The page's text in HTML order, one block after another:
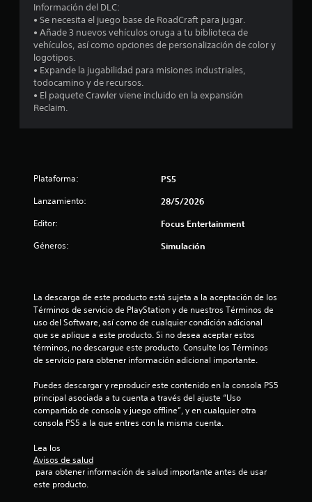
l
i
e
s
Información del DLC:
• Se necesita el juego base de RoadCraft para jugar.
• Añade 3 nuevos vehículos oruga a tu biblioteca de
vehículos, así como opciones de personalización de color y
logotipos.
• Expande la jugabilidad para misiones industriales,
todocamino y de recursos.
• El paquete Crawler viene incluido en la expansión
Reclaim.
Plataforma: PS5
Lanzamiento: 28/5/2026
Editor: Focus Entertainment
Géneros: Simulación
La descarga de este producto está sujeta a la aceptación de los
Términos de servicio de PlayStation y de nuestros Términos de
uso del Software, así como de cualquier condición adicional
que se aplique a este producto. Si no desea aceptar estos
términos, no descargue este producto. Consulte los Términos
de servicio para obtener información adicional importante.
Puedes descargar y reproducir este contenido en la consola PS5
principal asociada a tu cuenta a través del ajuste “Uso
compartido de consola y juego offline”, y en cualquier otra
consola PS5 a la que entres con la misma cuenta.
Lea los
Avisos de salud
este producto.